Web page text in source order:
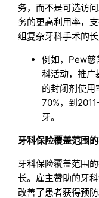
务，而不是可选访
务的更高利用率，
组复杂牙科手术的长
例如，Pew慈
科活动，推广
的封闭剂使
70%，到
牙。
牙科保险覆盖范围
牙科保险覆盖范围
长。雇主赞助的牙
改善了患者获得预